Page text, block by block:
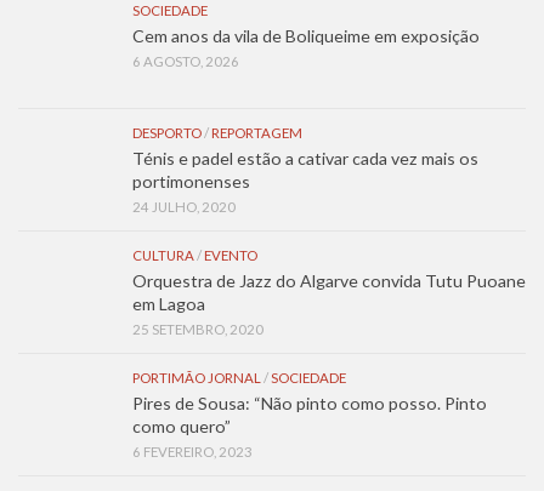
SOCIEDADE
Cem anos da vila de Boliqueime em exposição
6 AGOSTO, 2026
DESPORTO / REPORTAGEM
Ténis e padel estão a cativar cada vez mais os
portimonenses
24 JULHO, 2020
CULTURA / EVENTO
Orquestra de Jazz do Algarve convida Tutu Puoane
em Lagoa
25 SETEMBRO, 2020
PORTIMÃO JORNAL / SOCIEDADE
Pires de Sousa: “Não pinto como posso. Pinto
como quero”
6 FEVEREIRO, 2023